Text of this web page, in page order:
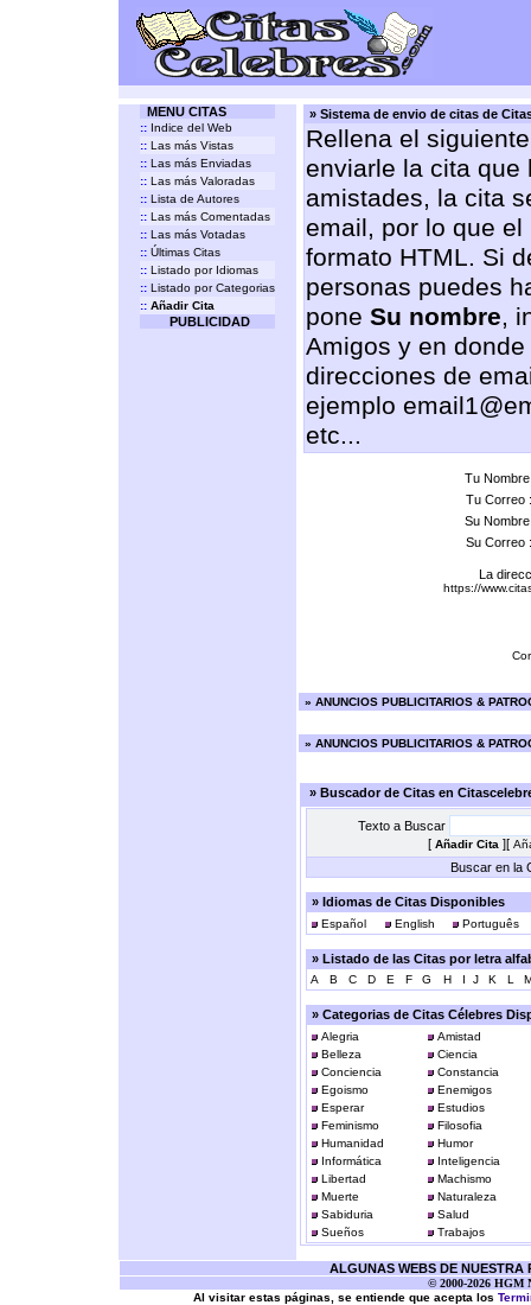
MENU CITAS
:: Indice del Web
:: Las más Vistas
:: Las más Enviadas
:: Las más Valoradas
:: Lista de Autores
:: Las más Comentadas
:: Las más Votadas
:: Últimas Citas
:: Listado por Idiomas
:: Listado por Categorias
:: Añadir Cita
PUBLICIDAD
» Sistema de envio de citas de
Rellena el
enviarle la cita que
amistades, la cita
email, por lo que
formato HTML. Si
personas puedes
pone Su nombre,
Amigos y en
direcciones de
ejemplo
etc...
Tu
Tu Correo
Su
Su Correo
La
https://
» ANUNCIOS PUBLICITARIOS &
» ANUNCIOS PUBLICITARIOS &
» Buscador de Citas en
Texto a Buscar
[ Añadir Cita ][
Buscar en la
» Idiomas de Citas Disponibles
Español English Português
» Listado de las Citas por letra
A B C D E F G H I J K L
» Categorias de Citas Célebres
Alegria
Amistad
Belleza
Ciencia
Conciencia
Constancia
Egoismo
Enemigos
Esperar
Estudios
Feminismo
Filosofia
Humanidad
Humor
Informática
Inteligencia
Libertad
Machismo
Muerte
Naturaleza
Sabiduria
Salud
Sueños
Trabajos
ALGUNAS WEBS DE NUESTRA
© 2000-2026 HGM
Al visitar estas páginas, se entiende que acepta los